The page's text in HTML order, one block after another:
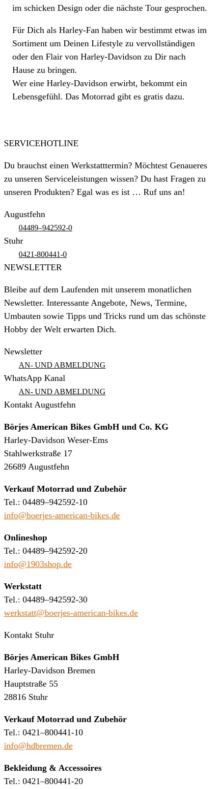
im schicken Design oder die nächste Tour gesprochen.
Für Dich als Harley-Fan haben wir bestimmt etwas im
Sortiment um Deinen Lifestyle zu vervollständigen
oder den Flair von Harley-Davidson zu Dir nach
Hause zu bringen.
Wer eine Harley-Davidson erwirbt, bekommt ein
Lebensgefühl. Das Motorrad gibt es gratis dazu.
SERVICEHOTLINE
Du brauchst einen Werkstatttermin? Möchtest Genaueres
zu unseren Serviceleistungen wissen? Du hast Fragen zu
unseren Produkten? Egal was es ist … Ruf uns an!
Augustfehn
04489–942592-0
Stuhr
0421-800441-0
NEWSLETTER
Bleibe auf dem Laufenden mit unserem monatlichen
Newsletter. Interessante Angebote, News, Termine,
Umbauten sowie Tipps und Tricks rund um das schönste
Hobby der Welt erwarten Dich.
Newsletter
AN- UND ABMELDUNG
WhatsApp Kanal
AN- UND ABMELDUNG
Kontakt Augustfehn
Börjes American Bikes GmbH und Co. KG
Harley-Davidson Weser-Ems
Stahlwerkstraße 17
26689 Augustfehn
Verkauf Motorrad und Zubehör
Tel.: 04489–942592-10
info@boerjes-american-bikes.de
Onlineshop
Tel.: 04489–942592-20
info@1903shop.de
Werkstatt
Tel.: 04489–942592-30
werkstatt@boerjes-american-bikes.de
Kontakt Stuhr
Börjes American Bikes GmbH
Harley-Davidson Bremen
Hauptstraße 55
28816 Stuhr
Verkauf Motorrad und Zubehör
Tel.: 0421–800441-10
info@hdbremen.de
Bekleidung & Accessoires
Tel.: 0421–800441-20